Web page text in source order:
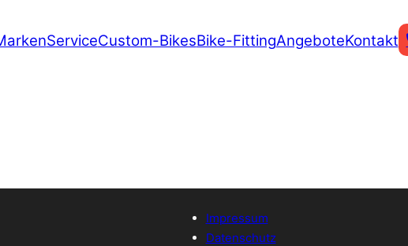
ServiceCustom-BikesBike-FittingAngeboteKontakt
Impressum
Datenschutz